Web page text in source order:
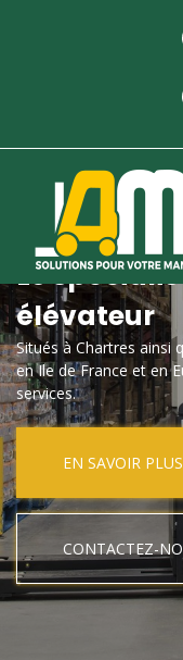
Le
élévateur
Situés à Chartres ainsi
en Ile de France et en
services.
EN SAVOIR PLUS
CONTACTEZ-